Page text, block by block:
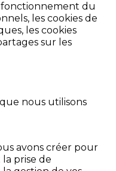
fonctionnement du
les cookies de
les cookies
sur les
nous utilisons
avons créer pour
prise de